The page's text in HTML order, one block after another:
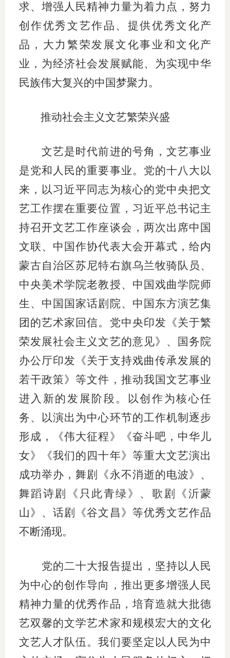
国际期
会议交
国际交
行业要
媒体看
协会介
协会治
乡村振
联系我
协会采
廉政举
求、增强人民精神力量为着力点，努力
创作优秀文艺作品、提供优秀文化产
品，大力繁荣发展文化事业和文化产
业，为经济社会发展赋能、为实现中华
民族伟大复兴的中国梦聚力。
推动社会主义文艺繁荣兴盛
文艺是时代前进的号角，文艺事业
是党和人民的重要事业。党的十八大以
来，以习近平同志为核心的党中央把文
艺工作摆在重要位置，习近平总书记主
持召开文艺工作座谈会，两次出席中国
文联、中国作协代表大会开幕式，给内
蒙古自治区苏尼特右旗乌兰牧骑队员、
中央美术学院老教授、中国戏曲学院师
生、中国国家话剧院、中国东方演艺集
团的艺术家回信。党中央印发《关于繁
荣发展社会主义文艺的意见》、国务院
办公厅印发《关于支持戏曲传承发展的
若干政策》等文件，推动我国文艺事业
进入新的发展阶段。以创作为核心任
务、以演出为中心环节的工作机制逐步
形成，《伟大征程》《奋斗吧，中华儿
女》《我们的四十年》等重大文艺演出
成功举办，舞剧《永不消逝的电波》、
舞蹈诗剧《只此青绿》、歌剧《沂蒙
山》、话剧《谷文昌》等优秀文艺作品
不断涌现。
党的二十大报告提出，坚持以人民
为中心的创作导向，推出更多增强人民
精神力量的优秀作品，培育造就大批德
艺双馨的文学艺术家和规模宏大的文化
文艺人才队伍。我们要坚定以人民为中